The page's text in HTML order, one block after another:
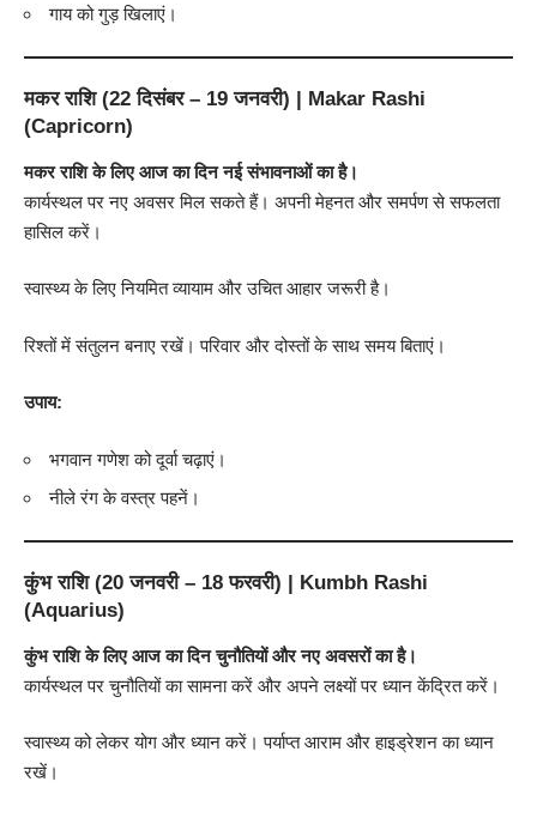
गाय को गुड़ खिलाएं।
मकर राशि (22 दिसंबर – 19 जनवरी) | Makar Rashi
(Capricorn)
मकर राशि के लिए आज का दिन नई संभावनाओं का है।
कार्यस्थल पर नए अवसर मिल सकते हैं। अपनी मेहनत और समर्पण से सफलता
हासिल करें।
स्वास्थ्य के लिए नियमित व्यायाम और उचित आहार जरूरी है।
रिश्तों में संतुलन बनाए रखें। परिवार और दोस्तों के साथ समय बिताएं।
उपाय:
भगवान गणेश को दूर्वा चढ़ाएं।
नीले रंग के वस्त्र पहनें।
कुंभ राशि (20 जनवरी – 18 फरवरी) | Kumbh Rashi
(Aquarius)
कुंभ राशि के लिए आज का दिन चुनौतियों और नए अवसरों का है।
कार्यस्थल पर चुनौतियों का सामना करें और अपने लक्ष्यों पर ध्यान केंद्रित करें।
स्वास्थ्य को लेकर योग और ध्यान करें। पर्याप्त आराम और हाइड्रेशन का ध्यान
रखें।